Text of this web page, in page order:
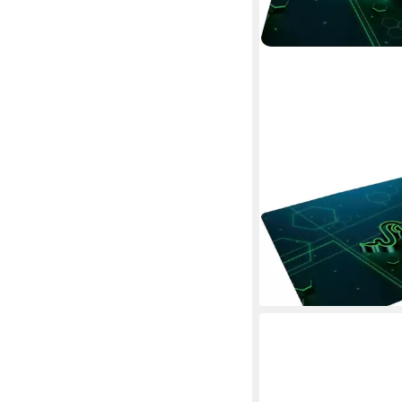
Gaming Mauspad
ab 9,17 €
in 1-2 Werktagen bei dir